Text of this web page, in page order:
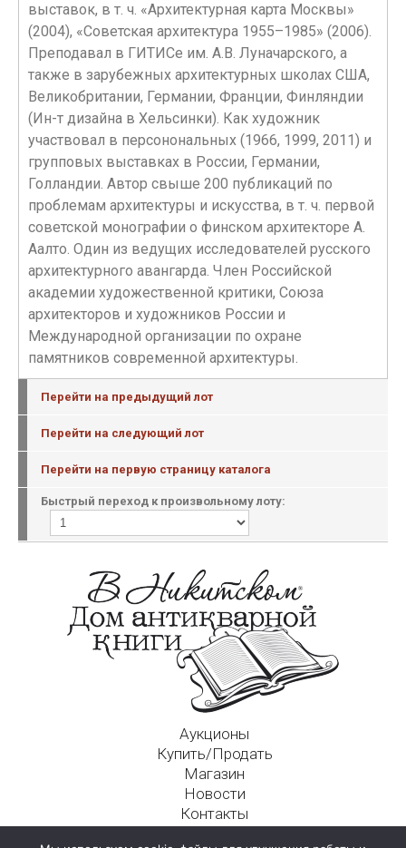
выставок, в т. ч. «Архитектурная карта Москвы»
(2004), «Советская архитектура 1955–1985» (2006).
Преподавал в ГИТИСе им. А.В. Луначарского, а
также в зарубежных архитектурных школах США,
Великобритании, Германии, Франции, Финляндии
(Ин-т дизайна в Хельсинки). Как художник
участвовал в персонональных (1966, 1999, 2011) и
групповых выставках в России, Германии,
Голландии. Автор свыше 200 публикаций по
проблемам архитектуры и искусства, в т. ч. первой
советской монографии о финском архитекторе А.
Аалто. Один из ведущих исследователей русского
архитектурного авангарда. Член Российской
академии художественной критики, Союза
архитекторов и художников России и
Международной организации по охране
памятников современной архитектуры.
Перейти на предыдущий лот
Перейти на следующий лот
Перейти на первую страницу каталога
Быстрый переход к произвольному лоту:
Аукционы
Купить/Продать
Магазин
Новости
Контакты